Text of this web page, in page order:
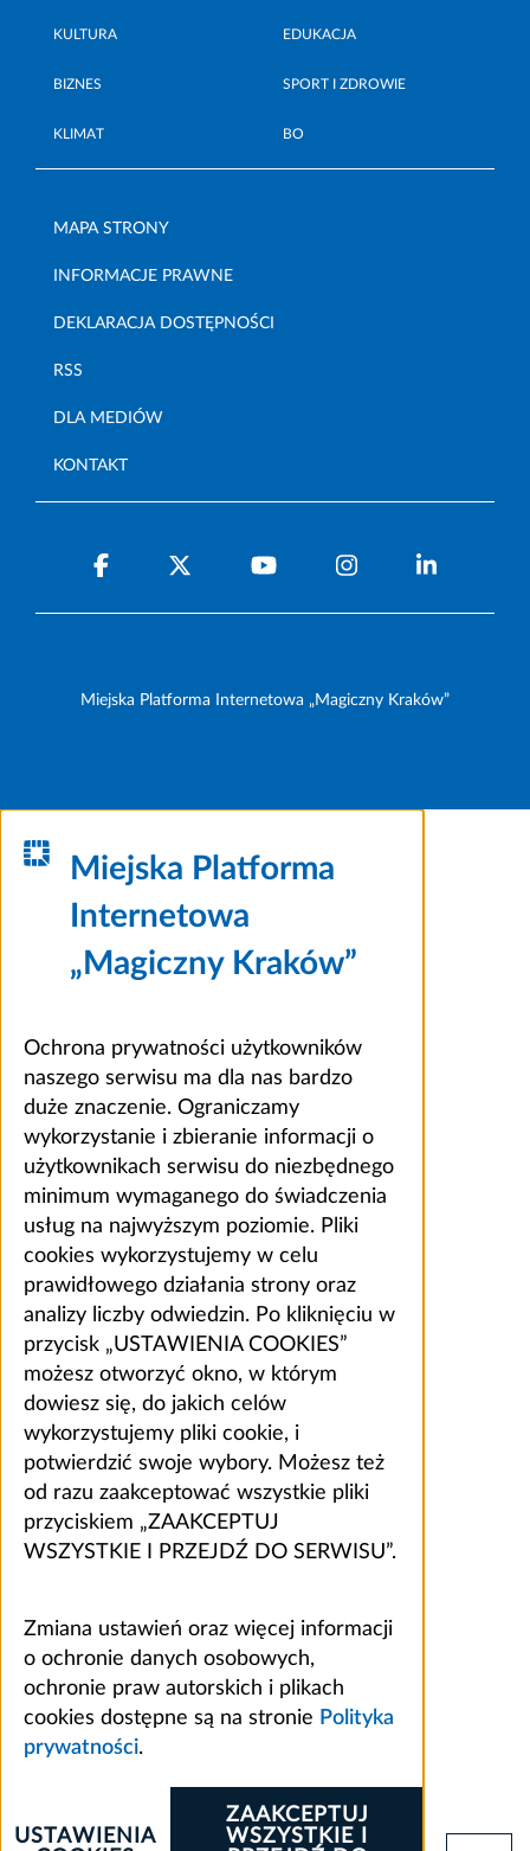
KULTURA EDUKACJA
BIZNES SPORT I ZDROWIE
KLIMAT BO
MAPA STRONY
INFORMACJE PRAWNE
DEKLARACJA DOSTĘPNOŚCI
RSS
DLA MEDIÓW
KONTAKT
Miejska Platforma Internetowa „Magiczny Kraków”
Miejska Platforma
Internetowa
„Magiczny Kraków”
Ochrona prywatności użytkowników
naszego serwisu ma dla nas bardzo
duże znaczenie. Ograniczamy
wykorzystanie i zbieranie informacji o
użytkownikach serwisu do niezbędnego
minimum wymaganego do świadczenia
usług na najwyższym poziomie. Pliki
cookies wykorzystujemy w celu
prawidłowego działania strony oraz
analizy liczby odwiedzin. Po kliknięciu w
przycisk „USTAWIENIA COOKIES”
możesz otworzyć okno, w którym
dowiesz się, do jakich celów
wykorzystujemy pliki cookie, i
potwierdzić swoje wybory. Możesz też
od razu zaakceptować wszystkie pliki
przyciskiem „ZAAKCEPTUJ
WSZYSTKIE I PRZEJDŹ DO SERWISU”.
Zmiana ustawień oraz więcej informacji
o ochronie danych osobowych,
ochronie praw autorskich i plikach
cookies dostępne są na stronie Polityka
prywatności.
ZAAKCEPTUJ
WSZYSTKIE I
USTAWIENIA